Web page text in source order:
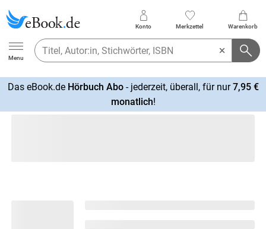
Ebook.de
Menu
Konto Merkzettel Warenkorb
Das eBook.de Hörbuch Abo- jederzeit, überall, für nur7,95 €
monatlich!